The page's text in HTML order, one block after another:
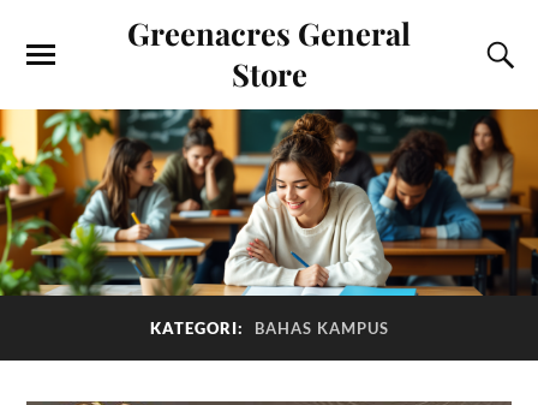
Greenacres General
Store
KATEGORI: BAHAS KAMPUS